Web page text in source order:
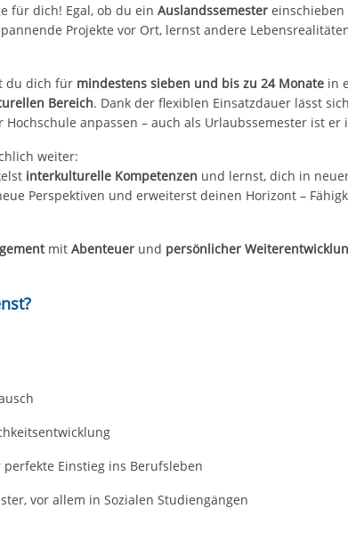
für dich! Egal, ob du ein Auslandssemester einschieben
Projekte vor Ort, lernst andere
du dich für mindestens sieben und bis zu 24 Monate in
Bereich. Dank der flexiblen Einsatzdauer lässt
anpassen – auch als Urlaubssemester ist er
weiter:
interkulturelle Kompetenzen und lernst, dich in
Perspektiven und erweiterst deinen Horizont –
mit Abenteuer und persönlicher
Einstieg ins Berufsleben
vor allem in Sozialen Studiengängen